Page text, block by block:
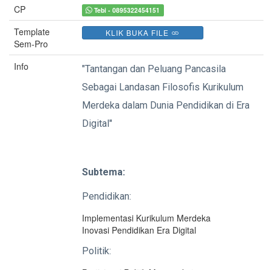
CP Tebi - 0895322454151
Template
Sem-Pro
KLIK BUKA FILE
Info
"Tantangan dan Peluang Pancasila
Sebagai Landasan Filosofis Kurikulum
Merdeka dalam Dunia Pendidikan di Era
Digital"
Subtema:
Pendidikan:
Implementasi Kurikulum Merdeka
Inovasi Pendidikan Era Digital
Politik: